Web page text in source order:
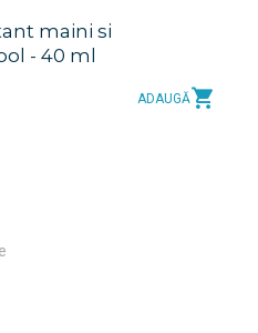
maini si
- 40 ml
ADAUGĂ